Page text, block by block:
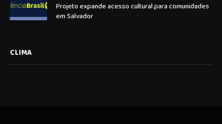
Projeto expande acesso cultural para comunidades
em Salvador
CLIMA